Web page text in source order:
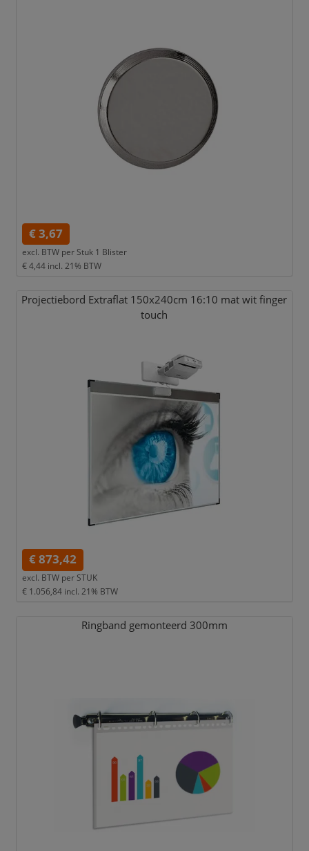
€ 3,67
excl. BTW per Stuk 1 Blister
€ 4,44 incl. 21% BTW
Projectiebord Extraflat 150x240cm 16:10 mat wit finger
touch
€ 873,42
excl. BTW per STUK
€ 1.056,84 incl. 21% BTW
Ringband gemonteerd 300mm